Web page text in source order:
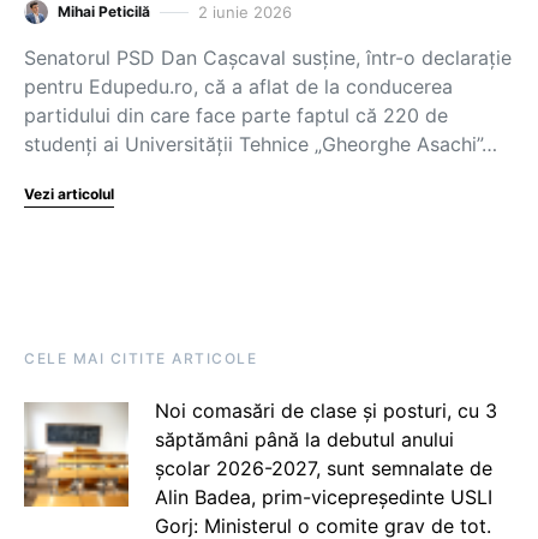
Mihai Peticilă 2 iunie 2026
Senatorul PSD Dan Cașcaval susține, într-o declarație
pentru Edupedu.ro, că a aflat de la conducerea
partidului din care face parte faptul că 220 de
studenți ai Universității Tehnice „Gheorghe Asachi”…
Vezi articolul
CELE MAI CITITE ARTICOLE
Noi comasări de clase și posturi, cu 3
săptămâni până la debutul anului
școlar 2026-2027, sunt semnalate de
Alin Badea, prim-vicepreședinte USLI
Gorj: Ministerul o comite grav de tot.